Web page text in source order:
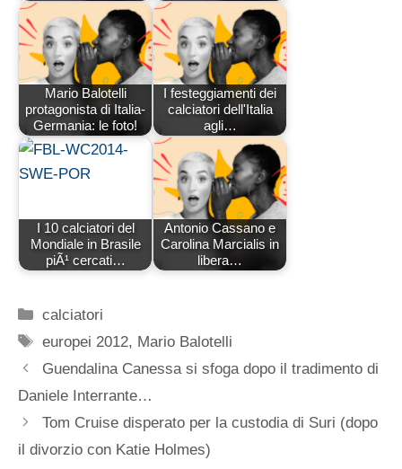
Mario Balotelli
protagonista di Italia-
Germania: le foto!
I festeggiamenti dei
calciatori dell'Italia
agli…
I 10 calciatori del
Mondiale in Brasile
piÃ¹ cercati…
Antonio Cassano e
Carolina Marcialis in
libera…
Categorie
calciatori
Tag
europei 2012, Mario Balotelli
Guendalina Canessa si sfoga dopo il tradimento di
Daniele Interrante…
Tom Cruise disperato per la custodia di Suri (dopo
il divorzio con Katie Holmes)